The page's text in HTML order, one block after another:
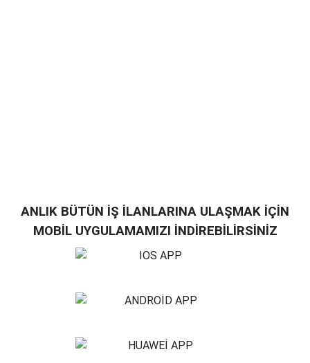
ANLIK BÜTÜN İŞ İLANLARINA ULAŞMAK İÇİN
MOBİL UYGULAMAMIZI İNDİREBİLİRSİNİZ